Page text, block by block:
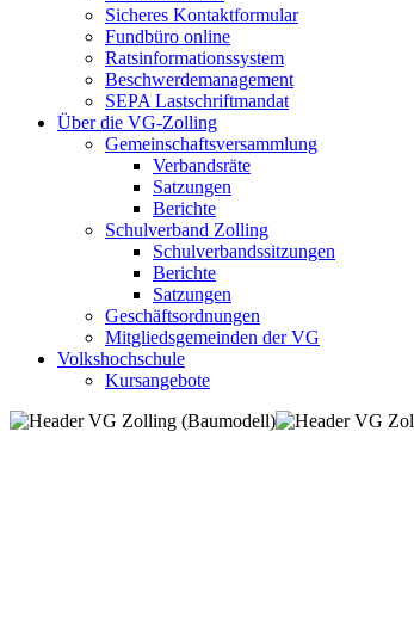
Sicheres Kontaktformular
Fundbüro online
Ratsinformationssystem
Beschwerdemanagement
SEPA Lastschriftmandat
Über die VG-Zolling
Gemeinschaftsversammlung
Verbandsräte
Satzungen
Berichte
Schulverband Zolling
Schulverbandssitzungen
Berichte
Satzungen
Geschäftsordnungen
Mitgliedsgemeinden der VG
Volkshochschule
Kursangebote